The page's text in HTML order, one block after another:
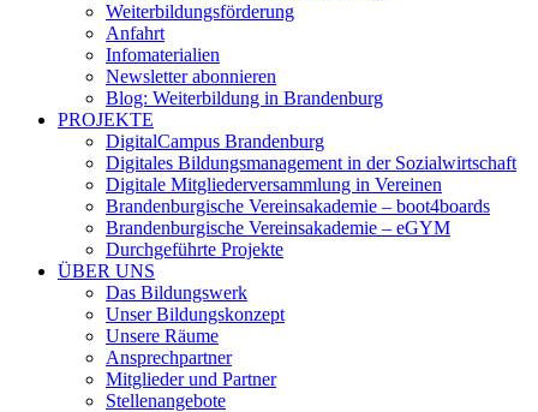
Weiterbildungsförderung
Anfahrt
Infomaterialien
Newsletter abonnieren
Blog: Weiterbildung in Brandenburg
PROJEKTE
DigitalCampus Brandenburg
Digitales Bildungsmanagement in der Sozialwirtschaft
Digitale Mitgliederversammlung in Vereinen
Brandenburgische Vereinsakademie – boot4boards
Brandenburgische Vereinsakademie – eGYM
Durchgeführte Projekte
ÜBER UNS
Das Bildungswerk
Unser Bildungskonzept
Unsere Räume
Ansprechpartner
Mitglieder und Partner
Stellenangebote